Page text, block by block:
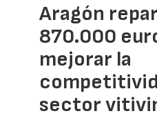
Aragón
870.000
mejorar la
sector